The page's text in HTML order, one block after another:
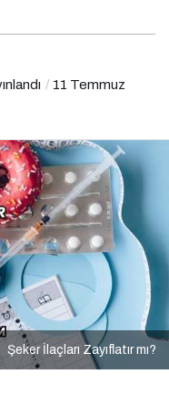
11 Temmuz
Şeker İlaçları Zayıflatır mı?